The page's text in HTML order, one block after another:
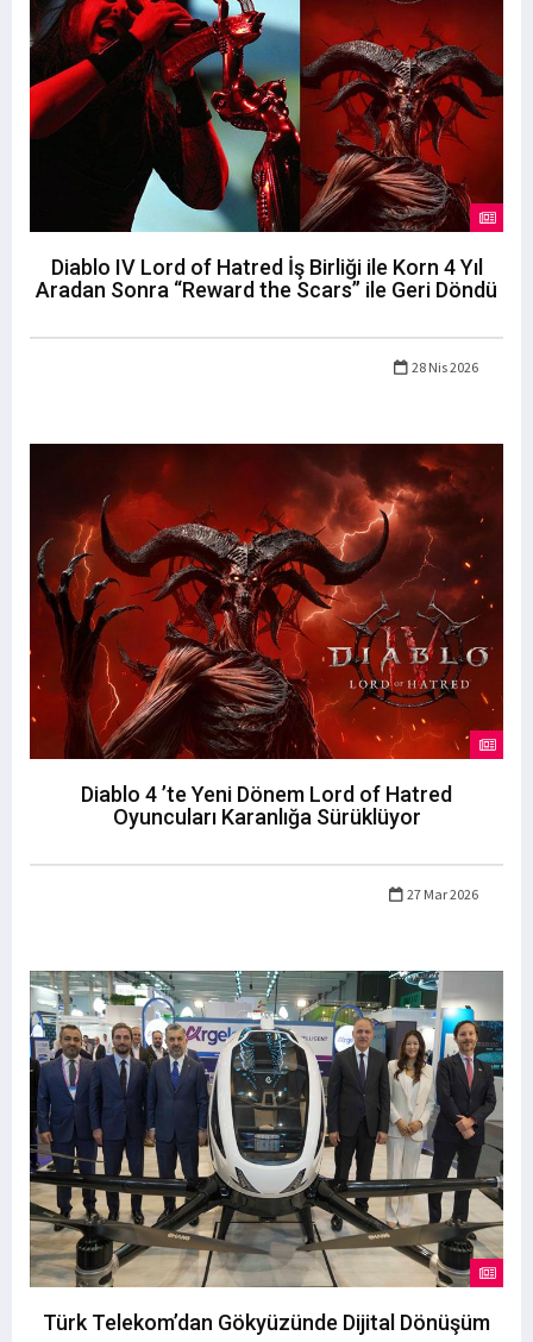
Diablo IV Lord of Hatred İş Birliği ile Korn 4 Yıl
Aradan Sonra “Reward the Scars” ile Geri Döndü
28 Nis 2026
Diablo 4 ’te Yeni Dönem Lord of Hatred
Oyuncuları Karanlığa Sürüklüyor
27 Mar 2026
Türk Telekom’dan Gökyüzünde Dijital Dönüşüm